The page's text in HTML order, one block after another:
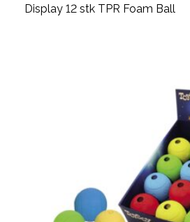
Display 12 stk TPR Foam Ball